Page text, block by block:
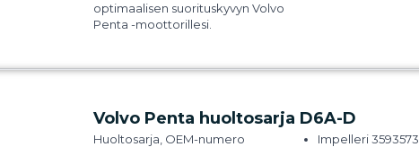
optimaalisen suorituskyvyn Volvo
Penta -moottorillesi.
Volvo Penta huoltosarja D6A-D
Huoltosarja, OEM-numero
Impelleri 3593573